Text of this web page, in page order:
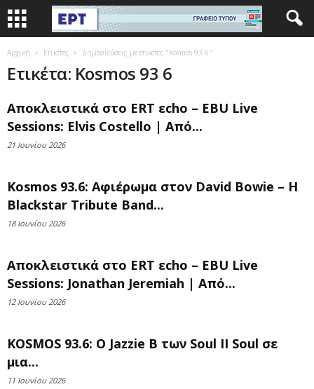
Αρχική Ετικέτες Δημοσιεύσεις με ετικέτες "Kosmos 93 6"
Ετικέτα: Kosmos 93 6
Αποκλειστικά στο ERT εcho – EBU Live
Sessions: Elvis Costello | Από...
21 Ιουνίου 2026
Kosmos 93.6: Αφιέρωμα στον David Bowie – Η
Blackstar Tribute Band...
18 Ιουνίου 2026
Αποκλειστικά στο ERT εcho – EBU Live
Sessions: Jonathan Jeremiah | Από...
12 Ιουνίου 2026
KOSMOS 93.6: Ο Jazzie B των Soul II Soul σε
μια...
11 Ιουνίου 2026